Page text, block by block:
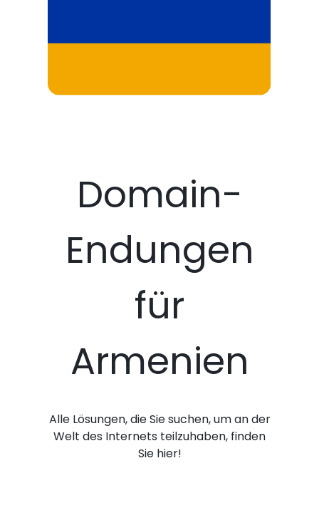
Domain-
Endungen
für
Armenien
Alle Lösungen, die Sie suchen, um an der
Welt des Internets teilzuhaben, finden
Sie hier!